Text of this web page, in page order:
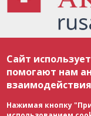
соответствии с
международными
материалов возможно
или частичного
ОБЯЗАТЕЛЬНА
текст.
ее исключительной
Сайт
помогают нам
Нажимая кнопку